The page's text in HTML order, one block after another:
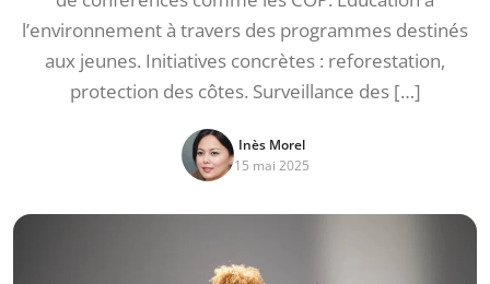
l’environnement à travers des programmes destinés
aux jeunes. Initiatives concrètes : reforestation,
protection des côtes. Surveillance des […]
Inès Morel
15 mai 2025